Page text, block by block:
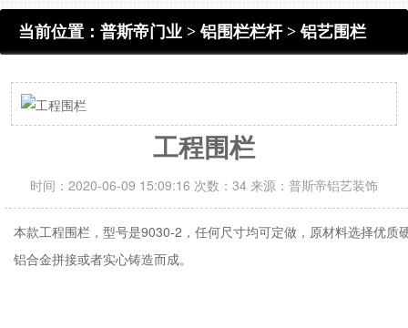
当前位置： 普斯帝门业 >铝围栏栏杆>铝艺围栏
工程围栏
时间：2020-06-09 15:09:16 次数：34 来源：普斯帝铝艺装饰
本款工程围栏，型号是9030-2，任何尺寸均可定做，原材料选择优质
铝合金拼接或者实心铸造而成。